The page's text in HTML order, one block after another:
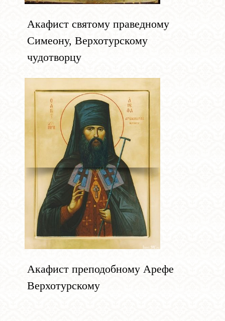
Акафист святому праведному
Симеону, Верхотурскому
чудотворцу
Акафист преподобному Арефе
Верхотурскому